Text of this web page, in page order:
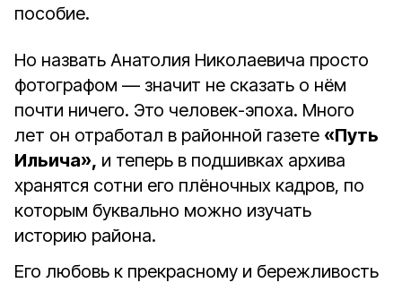
пособие.
Но назвать Анатолия Николаевича просто
фотографом — значит не сказать о нём
почти ничего. Это человек-эпоха. Много
лет он отработал в районной газете «Путь
Ильича», и теперь в подшивках архива
хранятся сотни его плёночных кадров, по
которым буквально можно изучать
историю района.
Его любовь к прекрасному и бережливость